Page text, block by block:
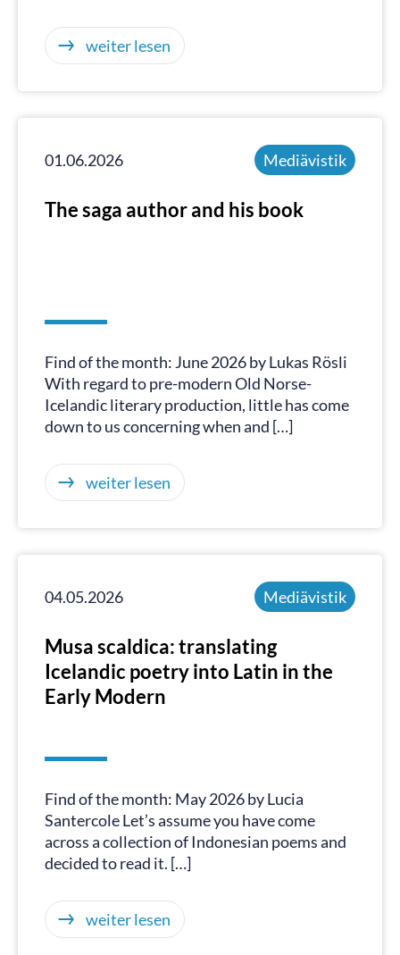
weiter lesen
01.06.2026 Mediävistik
The saga author and his book
Find of the month: June 2026 by Lukas Rösli
With regard to pre-modern Old Norse-
Icelandic literary production, little has come
down to us concerning when and […]
weiter lesen
04.05.2026 Mediävistik
Musa scaldica: translating
Icelandic poetry into Latin in the
Early Modern
Find of the month: May 2026 by Lucia
Santercole Let’s assume you have come
across a collection of Indonesian poems and
decided to read it. […]
weiter lesen